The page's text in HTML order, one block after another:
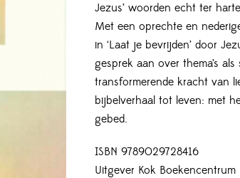
Jezus’ woorden echt ter
Met een oprechte en
in ‘Laat je bevrijden’ door
gesprek aan over thema’s
transformerende kracht van
bijbelverhaal tot leven: met
gebed.
ISBN 9789029728416
Uitgever Kok Boekencentrum